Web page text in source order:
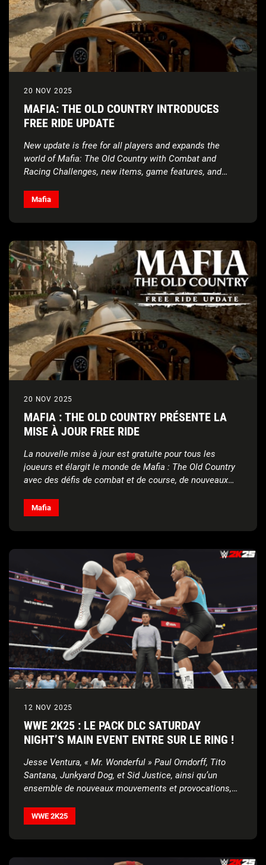
20 NOV 2025
MAFIA: THE OLD COUNTRY INTRODUCES
FREE RIDE UPDATE
New update is free for all players and expands the
world of Mafia: The Old Country with Combat and
Racing Challenges, new items, game features, and
Mafia
20 NOV 2025
MAFIA : THE OLD COUNTRY PRÉSENTE LA
MISE À JOUR FREE RIDE
La nouvelle mise à jour est gratuite pour tous les
joueurs et élargit le monde de Mafia : The Old Country
avec des défis de combat et de course, de nouveaux
Mafia
12 NOV 2025
WWE 2K25 : LE PACK DLC SATURDAY
NIGHT’S MAIN EVENT ENTRE SUR LE RING !
Jesse Ventura, « Mr. Wonderful » Paul Orndorff, Tito
Santana, Junkyard Dog, et Sid Justice, ainsi qu’un
ensemble de nouveaux mouvements et provocations,
WWE 2K25